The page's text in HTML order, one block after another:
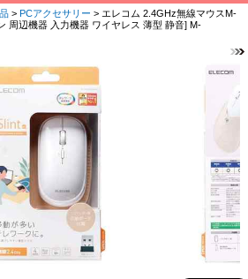
> PCアクセサリー > エレコム 2.4GHz無線マウスM-
周辺機器 入力機器 ワイヤレス 薄型 静音] M-